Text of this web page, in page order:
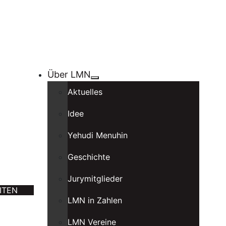
Über LMN
Aktuelles
Idee
Yehudi Menuhin
Geschichte
Jurymitglieder
LMN in Zahlen
LMN Vereine